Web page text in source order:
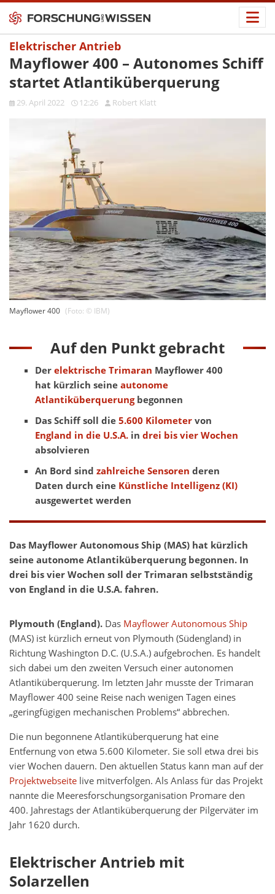
Elektrischer Antrieb
Mayflower 400 – Autonomes Schiff
startet Atlantiküberquerung
29. April 2022 12:26 Robert Klatt
Mayflower 400 (Foto: © IBM)
Auf den Punkt gebracht
Derelektrische Trimaran Mayflower 400
hat kürzlich seineautonome
Atlantiküberquerungbegonnen
Das Schiff soll die5.600 Kilometervon
England in die U.S.A.in drei bis vier Wochen
absolvieren
An Bord sind zahlreiche Sensoren deren
Daten durch eine Künstliche Intelligenz (KI)
ausgewertet werden
Das Mayflower Autonomous Ship (MAS) hat kürzlich
seine autonome Atlantiküberquerung begonnen. In
drei bis vier Wochen soll der Trimaran selbstständig
von England in die U.S.A. fahren.
Plymouth (England). Das Mayflower Autonomous Ship
(MAS) ist kürzlich erneut von Plymouth (Südengland) in
Richtung Washington D.C. (U.S.A.) aufgebrochen. Es handelt
sich dabei um den zweiten Versuch einer autonomen
Atlantiküberquerung. Im letzten Jahr musste der Trimaran
Mayflower 400 seine Reise nach wenigen Tagen eines
„geringfügigen mechanischen Problems“ abbrechen.
Die nun begonnene Atlantiküberquerung hat eine
Entfernung von etwa 5.600 Kilometer. Sie soll etwa drei bis
vier Wochen dauern. Den aktuellen Status kann man auf der
Projektwebseite live mitverfolgen. Als Anlass für das Projekt
nannte die Meeresforschungsorganisation Promare den
400. Jahrestags der Atlantiküberquerung der Pilgerväter im
Jahr 1620 durch.
Elektrischer Antrieb mit
Solarzellen